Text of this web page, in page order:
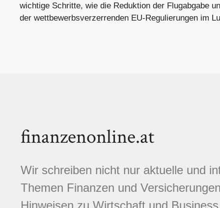
wichtige Schritte, wie die Reduktion der Flugabgabe
der wettbewerbsverzerrenden EU-Regulierungen im
finanzenonline.at
Wir schreiben nicht nur aktuelle und
Themen Finanzen und
Hinweisen zu Wirtschaft und